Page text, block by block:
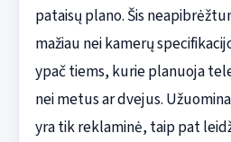
pataisų plano. Šis
mažiau nei kamerų
ypač tiems, kurie planuoja
nei metus ar dvejus.
yra tik reklaminė, taip pat